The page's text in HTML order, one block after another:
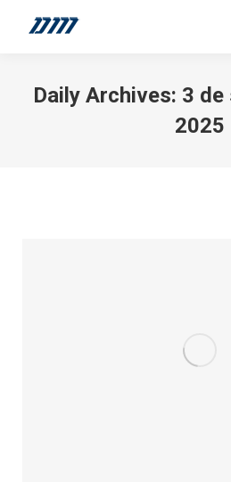
Daily Archives: 3 de
2025